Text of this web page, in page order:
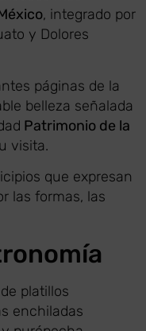
, integrado por
y Dolores
páginas de la
belleza señalada
Patrimonio de la
visita.
que expresan
las formas, las
platillos
enchiladas